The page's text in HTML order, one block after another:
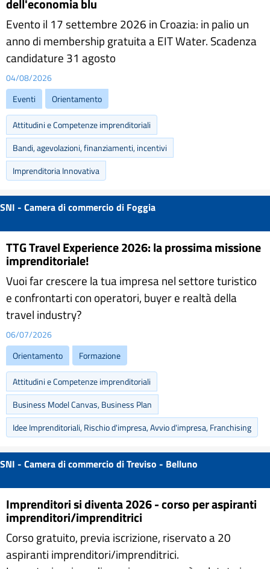
dell'economia blu
Evento il 17 settembre 2026 in Croazia: in palio un
anno di membership gratuita a EIT Water. Scadenza
candidature 31 agosto
04/08/2026
Eventi
Orientamento
Attitudini e Competenze imprenditoriali
Bandi, agevolazioni, finanziamenti, incentivi
Imprenditoria Innovativa
SNI - Camera di commercio di Foggia
TTG Travel Experience 2026: la prossima missione
imprenditoriale!
Vuoi far crescere la tua impresa nel settore turistico
e confrontarti con operatori, buyer e realtà della
travel industry?
06/07/2026
Orientamento
Formazione
Attitudini e Competenze imprenditoriali
Business Model Canvas, Business Plan
Idee Imprenditoriali, Rischio d'impresa, Avvio d'impresa, Franchising
SNI - Camera di commercio di Treviso - Belluno
Imprenditori si diventa 2026 - corso per aspiranti
imprenditori/imprenditrici
Corso gratuito, previa iscrizione, riservato a 20
aspiranti imprenditori/imprenditrici.